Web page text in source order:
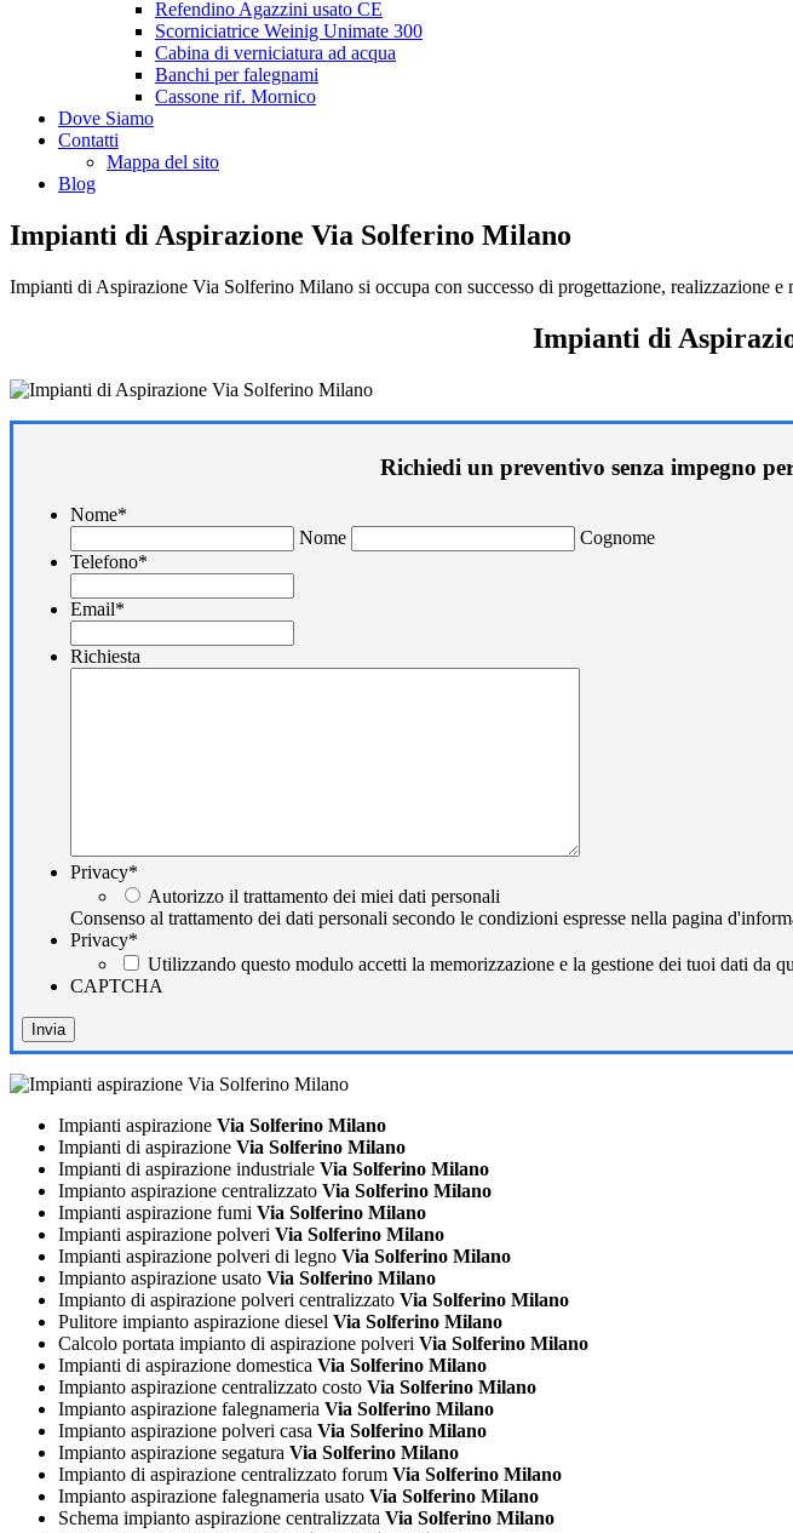
Refendino Agazzini usato CE
Scorniciatrice Weinig Unimate 300
Cabina di verniciatura ad acqua
Banchi per falegnami
Cassone rif. Mornico
Dove Siamo
Contatti
Mappa del sito
Blog
Impianti di Aspirazione Via Solferino Milano
Impianti di Aspirazione Via Solferino Milano si occupa con successo di progettazione, realizzazione
Impianti di
Richiedi un preventivo senza impegno
Nome*
Nome
Cognome
Telefono*
Email*
Richiesta
Privacy*
Autorizzo il trattamento dei miei dati personali
Consenso al trattamento dei dati personali secondo le condizioni espresse nella pagina
Privacy*
Utilizzando questo modulo accetti la memorizzazione e la gestione dei tuoi dati da
CAPTCHA
Impianti aspirazione Via Solferino Milano
Impianti di aspirazione Via Solferino Milano
Impianti di aspirazione industriale Via Solferino Milano
Impianto aspirazione centralizzato Via Solferino Milano
Impianti aspirazione fumi Via Solferino Milano
Impianti aspirazione polveri Via Solferino Milano
Impianti aspirazione polveri di legno Via Solferino Milano
Impianto aspirazione usato Via Solferino Milano
Impianto di aspirazione polveri centralizzato Via Solferino Milano
Pulitore impianto aspirazione diesel Via Solferino Milano
Calcolo portata impianto di aspirazione polveri Via Solferino Milano
Impianti di aspirazione domestica Via Solferino Milano
Impianto aspirazione centralizzato costo Via Solferino Milano
Impianto aspirazione falegnameria Via Solferino Milano
Impianto aspirazione polveri casa Via Solferino Milano
Impianto aspirazione segatura Via Solferino Milano
Impianto di aspirazione centralizzato forum Via Solferino Milano
Impianto aspirazione falegnameria usato Via Solferino Milano
Schema impianto aspirazione centralizzata Via Solferino Milano